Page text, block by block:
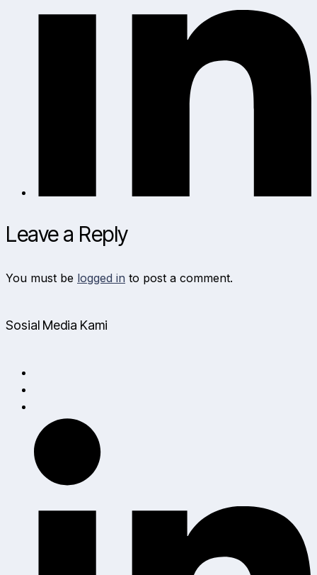
Leave a Reply
You must be logged in to post a comment.
Sosial Media Kami